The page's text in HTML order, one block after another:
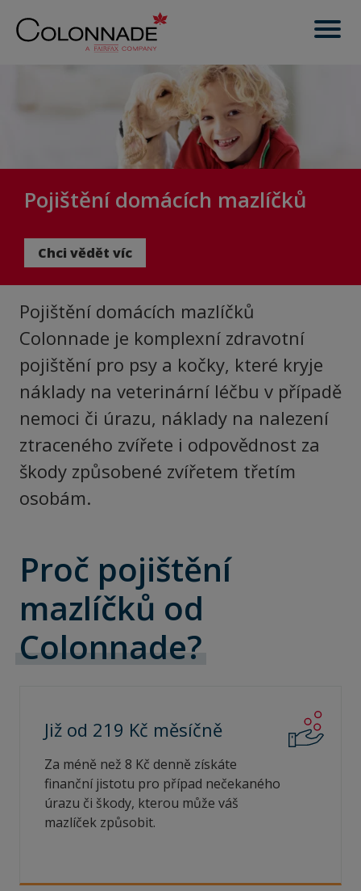
Pojištění domácích mazlíčků
Chci vědět víc
Pojištění domácích mazlíčků
Colonnade je komplexní zdravotní
pojištění pro psy a kočky, které kryje
náklady na veterinární léčbu v případě
nemoci či úrazu, náklady na nalezení
ztraceného zvířete i odpovědnost za
škody způsobené zvířetem třetím
osobám.
Proč pojištění
mazlíčků od
Colonnade?
Již od 219 Kč měsíčně
Za méně než 8 Kč denně získáte
finanční jistotu pro případ nečekaného
úrazu či škody, kterou může váš
mazlíček způsobit.